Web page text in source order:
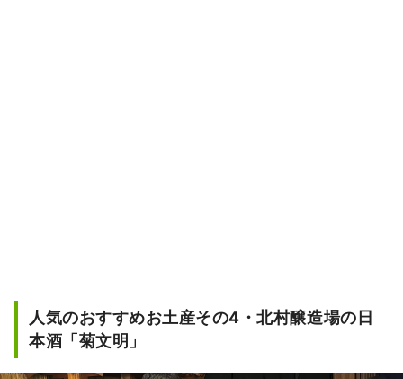
人気のおすすめお土産その4・北村醸造場の日
本酒「菊文明」